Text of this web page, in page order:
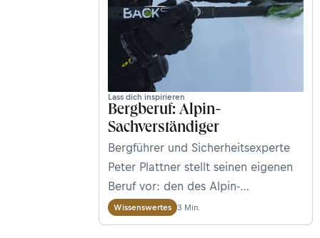
Lass dich inspirieren
Bergberuf: Alpin-
Sachverständiger
Bergführer und Sicherheitsexperte
Peter Plattner stellt seinen eigenen
Beruf vor: den des Alpin-
Sachverständigen.
Wissenswertes 3 Min.